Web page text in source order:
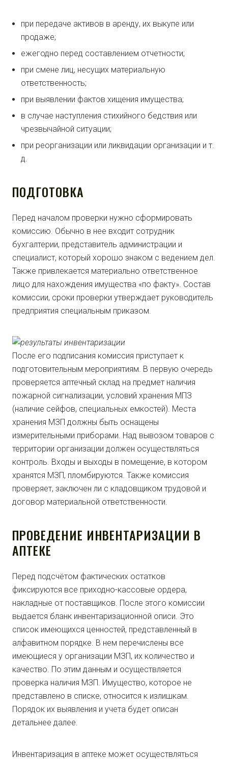
при передаче активов в аренду, их выкупе или
продаже;
ежегодно перед составлением отчетности;
при смене лиц, несущих материальную
ответственность;
при выявлении фактов хищения имущества;
в случае наступления стихийного бедствия или
чрезвычайной ситуации;
при реорганизации или ликвидации организации и т.
д.
ПОДГОТОВКА
Перед началом проверки нужно сформировать
комиссию. Обычно в нее входит сотрудник
бухгалтерии, представитель администрации и
специалист, который хорошо знаком с ведением дел.
Также привлекается материально ответственное
лицо для нахождения имущества «по факту». Состав
комиссии, сроки проверки утверждает руководитель
предприятия специальным приказом.
После его подписания комиссия приступает к
подготовительным мероприятиям. В первую очередь
проверяется аптечный склад на предмет наличия
пожарной сигнализации, условий хранения МПЗ
(наличие сейфов, специальных емкостей). Места
хранения МЗП должны быть оснащены
измерительными приборами. Над вывозом товаров с
территории организации должен осуществляться
контроль. Входы и выходы в помещение, в котором
хранятся МЗП, пломбируются. Также комиссия
проверяет, заключен ли с кладовщиком трудовой и
договор материальной ответственности.
ПРОВЕДЕНИЕ ИНВЕНТАРИЗАЦИИ В
АПТЕКЕ
Перед подсчётом фактических остатков
фиксируются все приходно-кассовые ордера,
накладные от поставщиков. После этого комиссии
выдается бланк инвентаризационной описи. Это
список имеющихся ценностей, представленный в
алфавитном порядке. В нем перечислены все
имеющиеся у организации МЗП, их количество и
качество. По этим данным и осуществляется
проверка наличия МЗП. Имущество, которое не
представлено в списке, относится к излишкам.
Порядок их выявления и учета будет описан
детальнее далее.
Инвентаризация в аптеке может осуществляться